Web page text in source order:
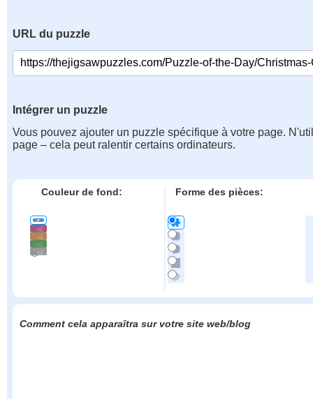
URL du puzzle
Intégrer un puzzle
Vous pouvez ajouter un puzzle spécifique à votre page.
page – cela peut ralentir certains ordinateurs.
Couleur de fond: Forme des pièces:
Comment cela apparaîtra sur votre site web/blog